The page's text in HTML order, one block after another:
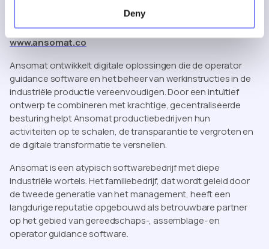
Deny
Over Ansomat
www.ansomat.co
Ansomat ontwikkelt digitale oplossingen die de operator
guidance software en het beheer van werkinstructies in de
industriële productie vereenvoudigen. Door een intuïtief
ontwerp te combineren met krachtige, gecentraliseerde
besturing helpt Ansomat productiebedrijven hun
activiteiten op te schalen, de transparantie te vergroten en
de digitale transformatie te versnellen.
Ansomat is een atypisch softwarebedrijf met diepe
industriële wortels. Het familiebedrijf, dat wordt geleid door
de tweede generatie van het management, heeft een
langdurige reputatie opgebouwd als betrouwbare partner
op het gebied van gereedschaps-, assemblage- en
operator guidance software.